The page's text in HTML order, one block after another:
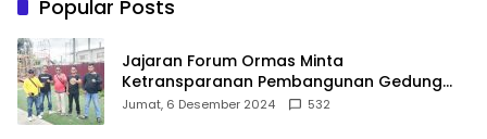
Popular Posts
Jajaran Forum Ormas Minta
Ketransparanan Pembangunan Gedung
Damkar Di Kecamatan Cisoka
Jumat, 6 Desember 2024 532